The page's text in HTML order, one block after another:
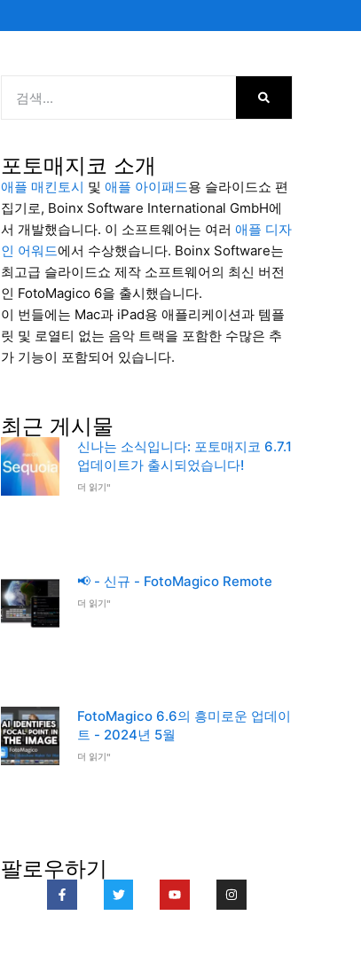
포토매지코 소개
애플 매킨토시 및 애플 아이패드용 슬라이드쇼 편
집기로, Boinx Software International GmbH에
서 개발했습니다. 이 소프트웨어는 여러 애플 디자
인 어워드에서 수상했습니다. Boinx Software는
최고급 슬라이드쇼 제작 소프트웨어의 최신 버전
인 FotoMagico 6을 출시했습니다.
이 번들에는 Mac과 iPad용 애플리케이션과 템플
릿 및 로열티 없는 음악 트랙을 포함한 수많은 추
가 기능이 포함되어 있습니다.
최근 게시물
신나는 소식입니다: 포토매지코 6.7.1
업데이트가 출시되었습니다!
더 읽기"
📢 - 신규 - FotoMagico Remote
더 읽기"
FotoMagico 6.6의 흥미로운 업데이
트 - 2024년 5월
더 읽기"
팔로우하기